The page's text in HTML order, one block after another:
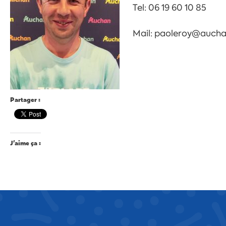
Tel: 06 19 60 10 85
Mail:
Partager :
J’aime ça :